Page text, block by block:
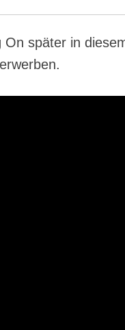
On später in
erwerben.